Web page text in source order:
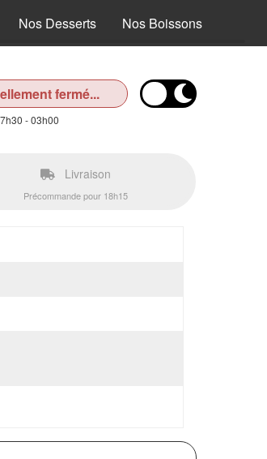
Nos Desserts Nos Boissons
fermé...
- 03h00
Livraison
Précommande pour 18h15